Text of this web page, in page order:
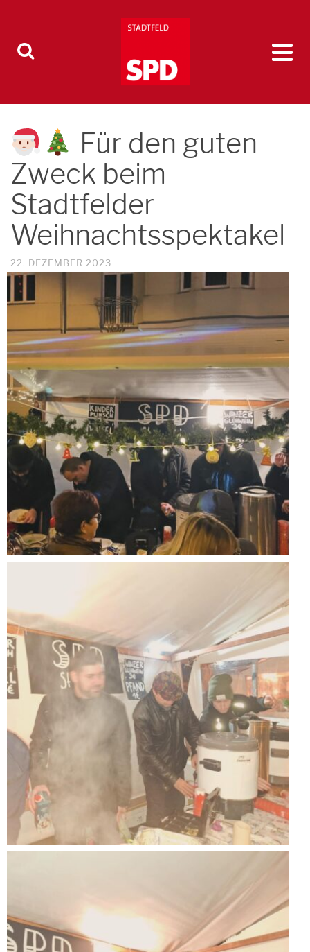
Für den guten
Zweck beim
Stadtfelder
Weihnachtsspektakel
22. DEZEMBER 2023